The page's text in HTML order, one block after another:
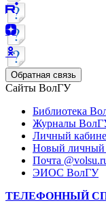
Обратная связь
Сайты ВолГУ
Библиотека
Журналы
Личный
Новый личный
Почта
ЭИОС ВолГУ
ТЕЛЕФОННЫЙ